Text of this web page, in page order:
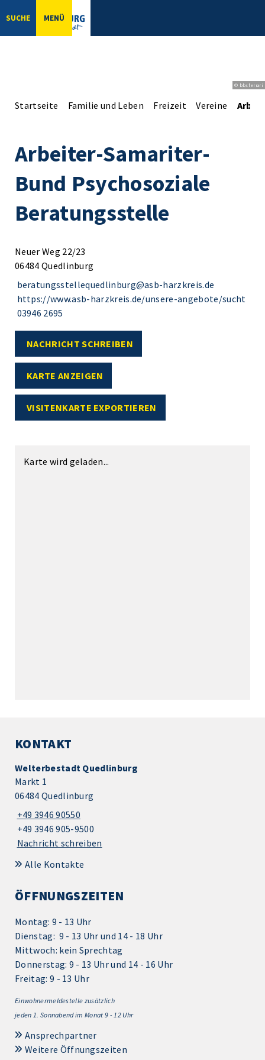
SUCHE MENÜ
© bbsferrari
Startseite Familie und Leben Freizeit Vereine
Arbeiter-Samariter-
Bund Psychosoziale
Beratungsstelle
Neuer Weg 22/23
06484 Quedlinburg
beratungsstellequedlinburg@asb-harzkreis.de
https://www.asb-harzkreis.de/unsere-angebote/sucht
03946 2695
NACHRICHT SCHREIBEN
KARTE ANZEIGEN
VISITENKARTE EXPORTIEREN
Karte wird geladen...
KONTAKT
Welterbestadt Quedlinburg
Markt 1
06484 Quedlinburg
+49 3946 90550
+49 3946 905-9500
Nachricht schreiben
Alle Kontakte
ÖFFNUNGSZEITEN
Montag: 9 - 13 Uhr
Dienstag: 9 - 13 Uhr und 14 - 18 Uhr
Mittwoch: kein Sprechtag
Donnerstag: 9 - 13 Uhr und 14 - 16 Uhr
Freitag: 9 - 13 Uhr
Einwohnermeldestelle zusätzlich
jeden 1. Sonnabend im Monat 9 - 12 Uhr
Ansprechpartner
Weitere Öffnungszeiten